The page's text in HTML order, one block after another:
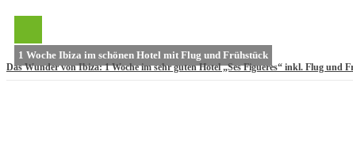
1 Woche Ibiza im schönen Hotel mit Flug und Frühstück
Das Wunder von Ibiza: 1 Woche im sehr guten Hotel „Ses Figueres“ inkl. Flug und